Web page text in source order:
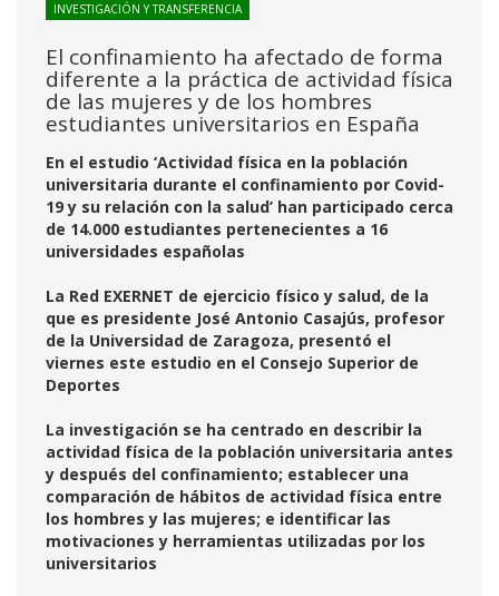
INVESTIGACIÓN Y TRANSFERENCIA
El confinamiento ha afectado de forma
diferente a la práctica de actividad física
de las mujeres y de los hombres
estudiantes universitarios en España
En el estudio ‘Actividad física en la población
universitaria durante el confinamiento por Covid-
19 y su relación con la salud’ han participado cerca
de 14.000 estudiantes pertenecientes a 16
universidades españolas
La Red EXERNET de ejercicio físico y salud, de la
que es presidente José Antonio Casajús, profesor
de la Universidad de Zaragoza, presentó el
viernes este estudio en el Consejo Superior de
Deportes
La investigación se ha centrado en describir la
actividad física de la población universitaria antes
y después del confinamiento; establecer una
comparación de hábitos de actividad física entre
los hombres y las mujeres; e identificar las
motivaciones y herramientas utilizadas por los
universitarios